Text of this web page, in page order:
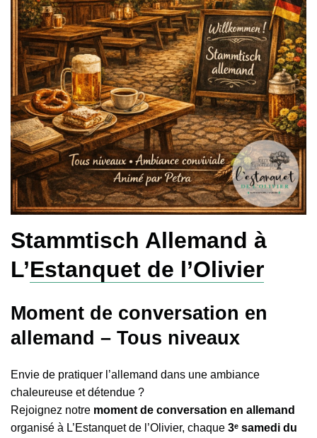
Stammtisch Allemand à
L’Estanquet de l’Olivier
Moment de conversation en
allemand – Tous niveaux
Envie de pratiquer l’allemand dans une ambiance
chaleureuse et détendue ?
Rejoignez notre moment de conversation en allemand
organisé à L’Estanquet de l’Olivier, chaque 3ᵉ samedi du